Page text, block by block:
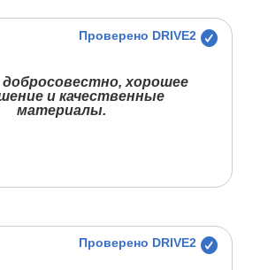
Проверено DRIVE2
хорошее
и качественные
материалы.
Проверено DRIVE2